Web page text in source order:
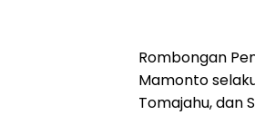
Rombongan
Mamonto
Tomajahu, dan